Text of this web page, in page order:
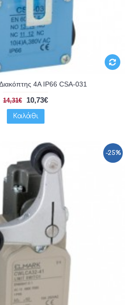
4A IP66 CSA-031
14,31€ 10,73€
Καλάθι
-25%